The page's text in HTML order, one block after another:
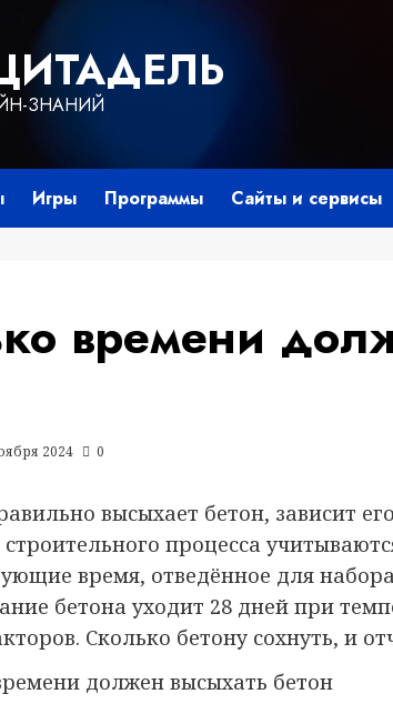
ЗНАНИЙ
Игры Программы Сайты и сервисы
времени
2024 0
высыхает бетон, зависит
процесса
время, отведённое для
бетона уходит 28 дней при
Сколько бетону сохнуть, и